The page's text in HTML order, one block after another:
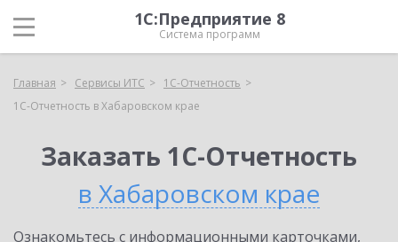
1С:Предприятие 8
Система программ
Главная Сервисы ИТС
1С-Отчетность
1С-Отчетность в Хабаровском крае
Заказать 1С-Отчетность
в Хабаровском крае
Ознакомьтесь с информационными карточками,